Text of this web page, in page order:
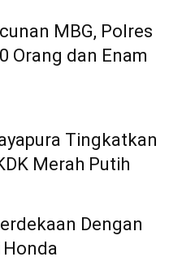
MBG, Polres
Orang dan Enam
Tingkatkan
Merah Putih
Dengan